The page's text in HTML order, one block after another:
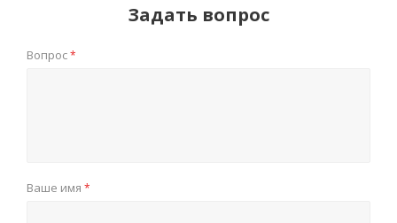
Задать вопрос
Вопрос*
Ваше имя *